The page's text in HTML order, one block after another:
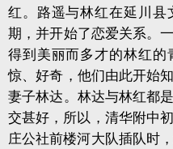
红。路遥与林红在延川县
期，并开始了恋爱关系。
得到美丽而多才的林红的
惊、好奇，他们由此开始
妻子林达。林达与林红都
交甚好，所以，清华附中初
庄公社前楼河大队插队时